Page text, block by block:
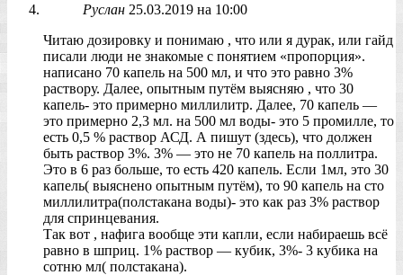
Руслан 25.03.2019 на 10:00
Читаю дозировку и понимаю , что или я дурак, или гайд
писали люди не знакомые с понятием «пропорция».
написано 70 капель на 500 мл, и что это равно 3%
раствору. Далее, опытным путём выясняю , что 30
капель- это примерно миллилитр. Далее, 70 капель —
это примерно 2,3 мл. на 500 мл воды- это 5 промилле, то
есть 0,5 % раствор АСД. А пишут (здесь), что должен
быть раствор 3%. 3% — это не 70 капель на поллитра.
Это в 6 раз больше, то есть 420 капель. Если 1мл, это 30
капель( выяснено опытным путём), то 90 капель на сто
миллилитра(полстакана воды)- это как раз 3% раствор
для спринцевания.
Так вот , нафига вообще эти капли, если набираешь всё
равно в шприц. 1% раствор — кубик, 3%- 3 кубика на
сотню мл( полстакана).